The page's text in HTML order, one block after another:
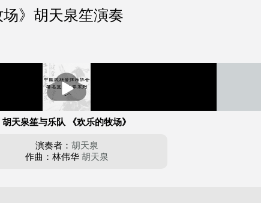
》胡天泉笙演奏
播
放
胡天泉笙与乐队 《欢乐的牧场》
演奏者： 胡天泉
作曲：林伟华 胡天泉